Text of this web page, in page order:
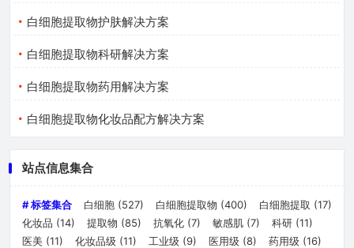
白细胞提取物护肤解决方案
白细胞提取物科研解决方案
白细胞提取物药用解决方案
白细胞提取物化妆品配方解决方案
站点信息集合
# 标签集合 白细胞 (527) 白细胞提取物 (400) 白细胞提取 (17)
化妆品 (14) 提取物 (85) 抗氧化 (7) 敏感肌 (7) 科研 (11)
医美 (11) 化妆品级 (11) 工业级 (9) 医用级 (8) 药用级 (16)